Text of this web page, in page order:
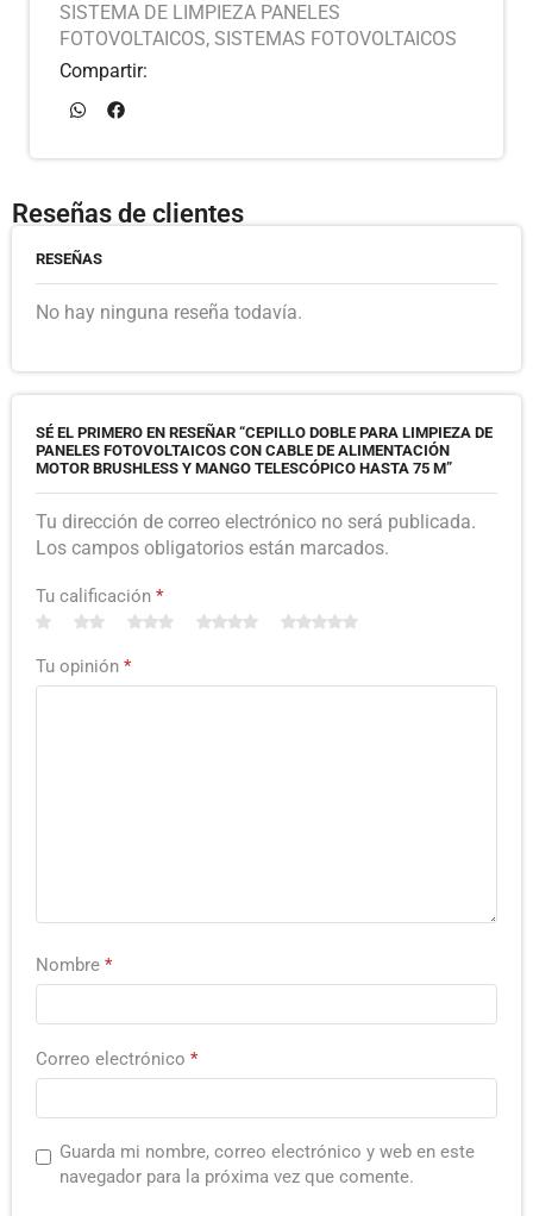
SISTEMA DE LIMPIEZA PANELES
FOTOVOLTAICOS, SISTEMAS FOTOVOLTAICOS
Compartir:
Reseñas de clientes
RESEÑAS
No hay ninguna reseña todavía.
SÉ EL PRIMERO EN RESEÑAR “CEPILLO DOBLE PARA LIMPIEZA DE
PANELES FOTOVOLTAICOS CON CABLE DE ALIMENTACIÓN
MOTOR BRUSHLESS Y MANGO TELESCÓPICO HASTA 75 M”
Tu dirección de correo electrónico no será publicada.
Los campos obligatorios están marcados.
Tu calificación *
Tu opinión *
Nombre *
Correo electrónico *
Guarda mi nombre, correo electrónico y web en este
navegador para la próxima vez que comente.